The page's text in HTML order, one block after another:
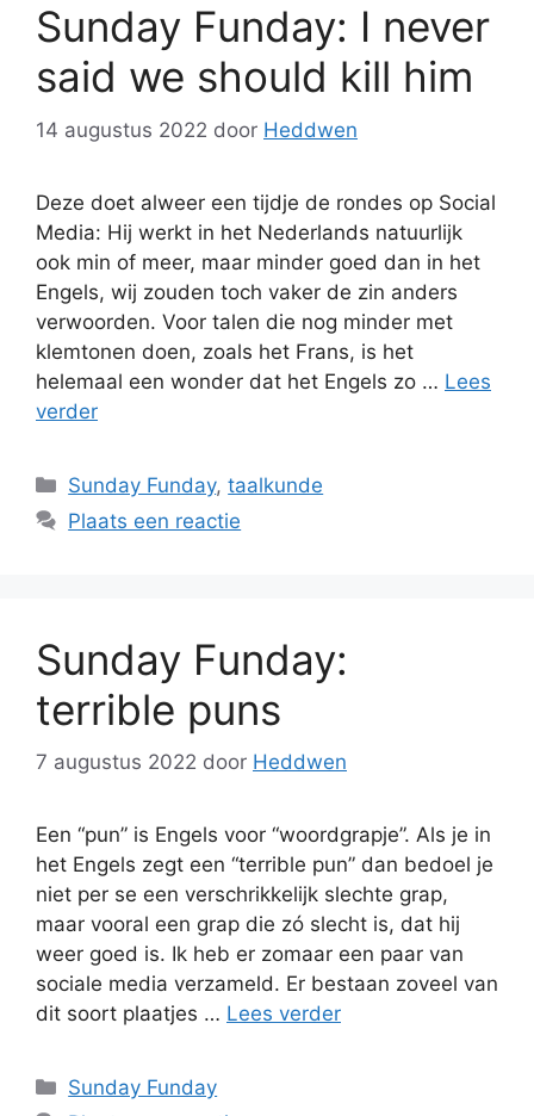
Sunday Funday: I never
said we should kill him
14 augustus 2022 door Heddwen
Deze doet alweer een tijdje de rondes op Social
Media: Hij werkt in het Nederlands natuurlijk
ook min of meer, maar minder goed dan in het
Engels, wij zouden toch vaker de zin anders
verwoorden. Voor talen die nog minder met
klemtonen doen, zoals het Frans, is het
helemaal een wonder dat het Engels zo … Lees
verder
Categorieën
Sunday Funday,taalkunde
Plaats een reactie
Sunday Funday:
terrible puns
7 augustus 2022 door Heddwen
Een “pun” is Engels voor “woordgrapje”. Als je in
het Engels zegt een “terrible pun” dan bedoel je
niet per se een verschrikkelijk slechte grap,
maar vooral een grap die zó slecht is, dat hij
weer goed is. Ik heb er zomaar een paar van
sociale media verzameld. Er bestaan zoveel van
dit soort plaatjes … Lees verder
Categorieën
Sunday Funday